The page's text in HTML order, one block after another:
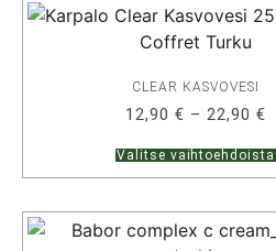
CLEAR KASVOVESI
12,90 € – 22,90 €
Valitse vaihtoehdoista